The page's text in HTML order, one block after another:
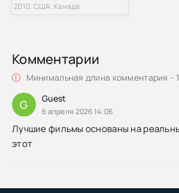
2010, США, Канада
Комментарии
Минимальная длина комментария -
G Guest
6 апреля 2026 14:06
Лучшие фильмы основаны на
этот